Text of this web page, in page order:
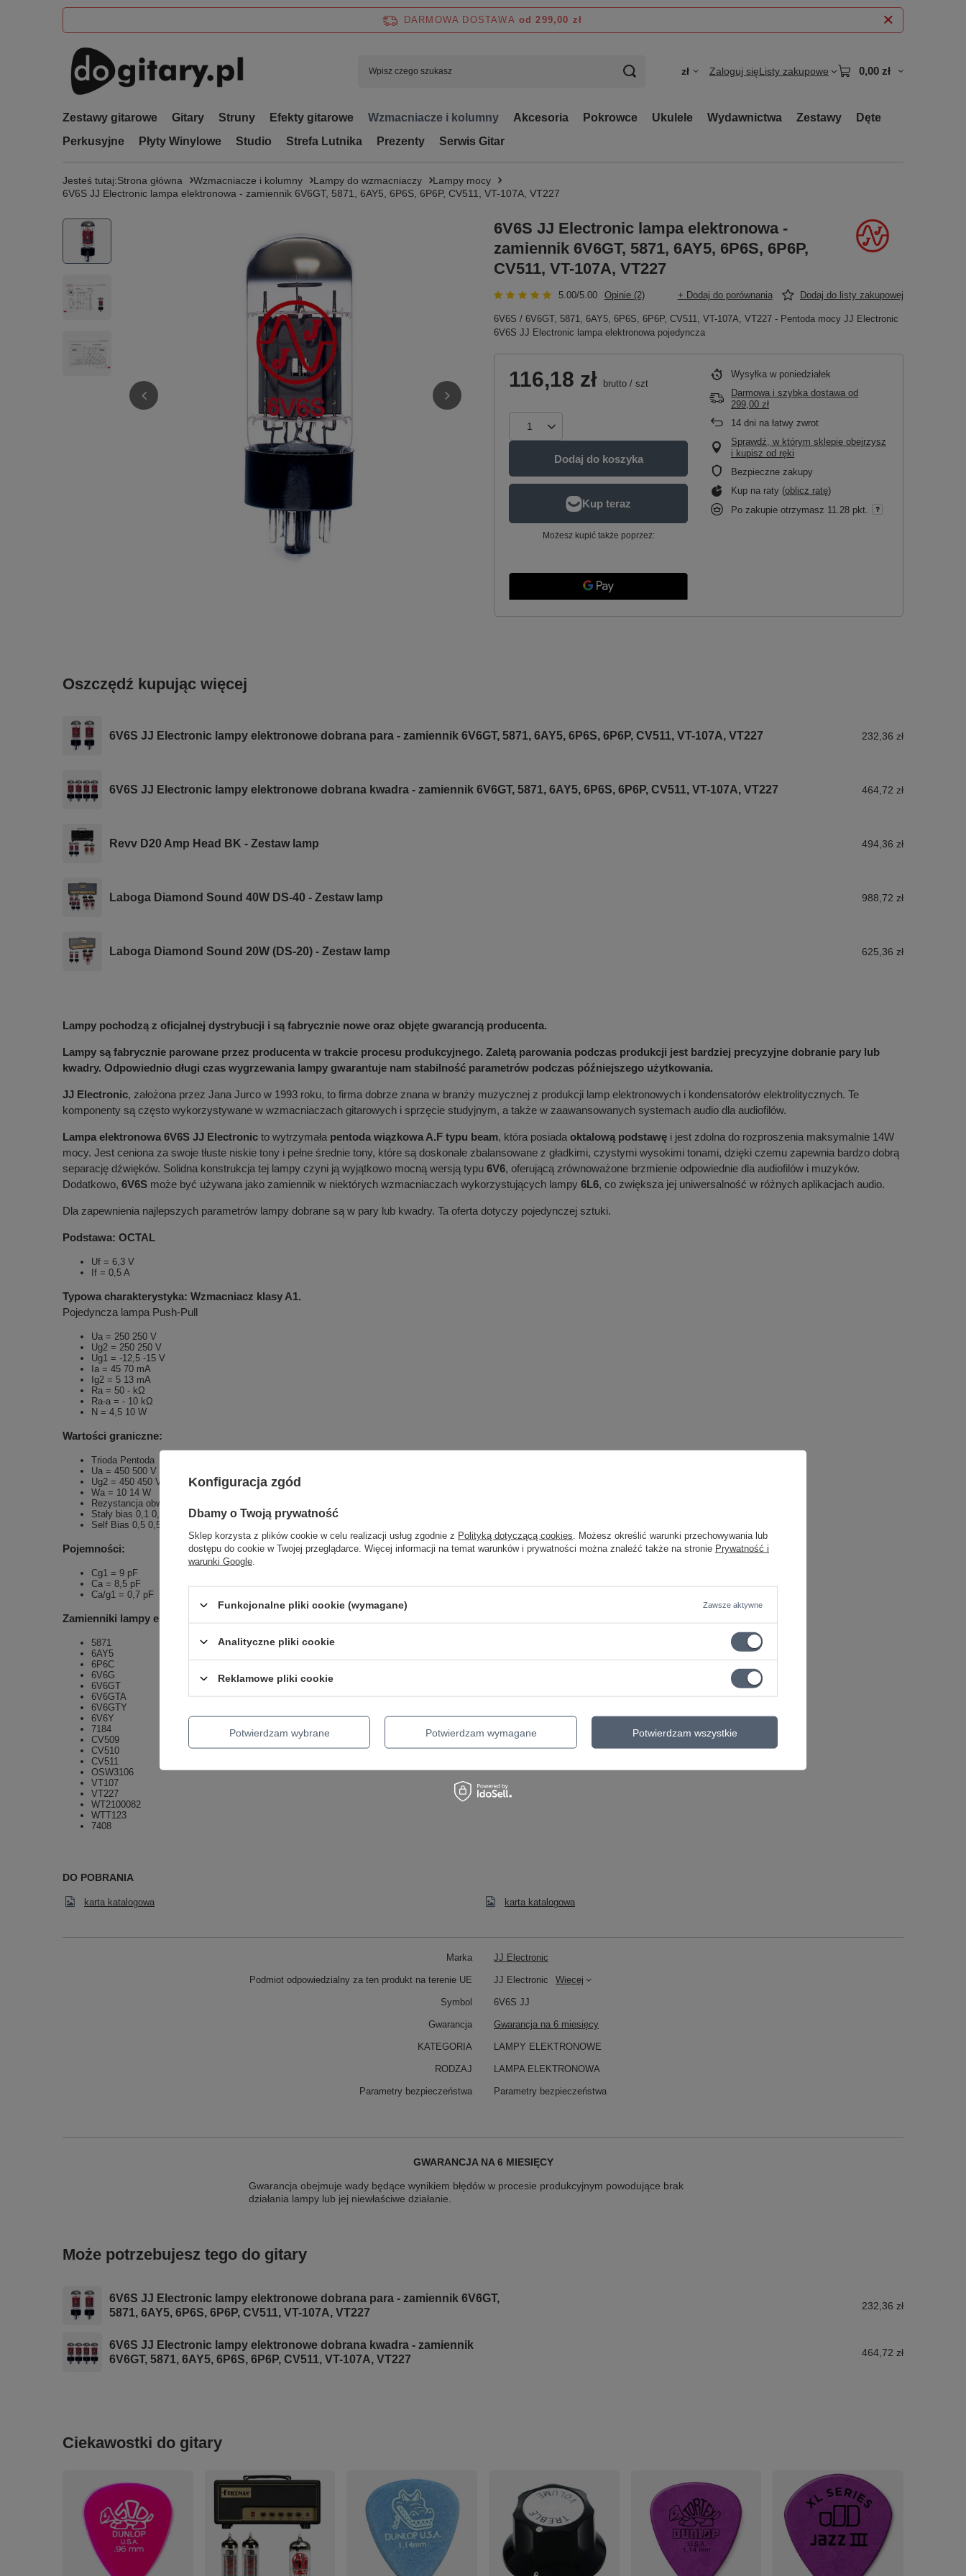
DARMOWA DOSTAWA od 299,00 zł
zł Zaloguj sięListy zakupowe 0,00 zł
Zestawy gitarowe Gitary Struny Efekty gitarowe Wzmacniacze i kolumny Akcesoria Pokrowce Ukulele Wydawnictwa Zestawy
Dęte
Perkusyjne
Płyty Winylowe Studio Strefa Lutnika Prezenty Serwis Gitar
Jesteś tutaj:Strona główna Wzmacniacze i kolumny Lampy do wzmacniaczy
Lampy mocy
6V6S JJ Electronic lampa elektronowa - zamiennik 6V6GT, 5871, 6AY5, 6P6S, 6P6P, CV511, VT-107A, VT227
6V6S JJ Electronic lampa elektronowa -
zamiennik 6V6GT, 5871, 6AY5, 6P6S, 6P6P,
CV511, VT-107A, VT227
5.00/5.00 Opinie (2) + Dodaj do porównania Dodaj do listy zakupowej
6V6S / 6V6GT, 5871, 6AY5, 6P6S, 6P6P, CV511, VT-107A, VT227 - Pentoda mocy JJ Electronic
6V6S JJ Electronic lampa elektronowa pojedyncza
116,18 zł brutto / szt
Dodaj do koszyka
Możesz kupić także poprzez:
Wysyłka w poniedziałek
Darmowa i szybka dostawa od
299,00 zł
14 dni na łatwy zwrot
Sprawdź, w którym sklepie obejrzysz
i kupisz od ręki
Bezpieczne zakupy
Kup na raty (oblicz ratę)
Po zakupie otrzymasz 11.28 pkt.
Oszczędź kupując więcej
6V6S JJ Electronic lampy elektronowe dobrana para - zamiennik 6V6GT, 5871, 6AY5, 6P6S, 6P6P, CV511, VT-107A, VT227 232,36 zł
6V6S JJ Electronic lampy elektronowe dobrana kwadra - zamiennik 6V6GT, 5871, 6AY5, 6P6S, 6P6P, CV511, VT-107A, VT227 464,72 zł
Revv D20 Amp Head BK - Zestaw lamp 494,36 zł
Laboga Diamond Sound 40W DS-40 - Zestaw lamp 988,72 zł
Laboga Diamond Sound 20W (DS-20) - Zestaw lamp 625,36 zł
Lampy pochodzą z oficjalnej dystrybucji i są fabrycznie nowe oraz objęte gwarancją producenta.
Lampy są fabrycznie parowane przez producenta w trakcie procesu produkcyjnego. Zaletą parowania podczas produkcji jest bardziej precyzyjne dobranie pary lub
kwadry. Odpowiednio długi czas wygrzewania lampy gwarantuje nam stabilność parametrów podczas późniejszego użytkowania.
JJ Electronic, założona przez Jana Jurco w 1993 roku, to firma dobrze znana w branży muzycznej z produkcji lamp elektronowych i kondensatorów elektrolitycznych. Te
komponenty są często wykorzystywane w wzmacniaczach gitarowych i sprzęcie studyjnym, a także w zaawansowanych systemach audio dla audiofilów.
Lampa elektronowa 6V6S JJ Electronic to wytrzymała pentoda wiązkowa A.F typu beam, która posiada oktalową podstawę i jest zdolna do rozproszenia maksymalnie 14W
mocy. Jest ceniona za swoje tłuste niskie tony i pełne średnie tony, które są doskonale zbalansowane z gładkimi, czystymi wysokimi tonami, dzięki czemu zapewnia bardzo dobrą
separację dźwięków. Solidna konstrukcja tej lampy czyni ją wyjątkowo mocną wersją typu 6V6, oferującą zrównoważone brzmienie odpowiednie dla audiofilów i muzyków.
Dodatkowo, 6V6S może być używana jako zamiennik w niektórych wzmacniaczach wykorzystujących lampy 6L6, co zwiększa jej uniwersalność w różnych aplikacjach audio.
Dla zapewnienia najlepszych parametrów lampy dobrane są w pary lub kwadry. Ta oferta dotyczy pojedynczej sztuki.
Podstawa: OCTAL
Uf = 6,3 V
If = 0,5 A
Typowa charakterystyka: Wzmacniacz klasy A1.
Pojedyncza lampa Push-Pull
Ua = 250 250 V
Ug2 = 250 250 V
Ug1 = -12,5 -15 V
Ia = 45 70 mA
Ig2 = 5 13 mA
Ra = 50 - kΩ
Ra-a = - 10 kΩ
N = 4,5 10 W
Wartości graniczne:
Trioda Pentoda
Ua = 450 500 V
Ug2 = 450 450 V
Wa = 10 14 W
Rezystancja obwodu siatki nr 1
Stały bias 0,1 0,1 MΩ
Self Bias 0,5 0,5 MΩ
Pojemności:
Cg1 = 9 pF
Ca = 8,5 pF
Ca/g1 = 0,7 pF
Zamienniki lampy elektronowej 6V6S:
5871
6AY5
6P6C
6V6G
6V6GT
6V6GTA
6V6GTY
6V6Y
7184
CV509
CV510
CV511
OSW3106
VT107
VT227
WT2100082
WTT123
7408
DO POBRANIA
karta katalogowa karta katalogowa
Marka JJ Electronic
Podmiot odpowiedzialny za ten produkt na terenie UE JJ Electronic Więcej
Symbol 6V6S JJ
Gwarancja Gwarancja na 6 miesięcy
KATEGORIA LAMPY ELEKTRONOWE
RODZAJ LAMPA ELEKTRONOWA
Parametry bezpieczeństwa Parametry bezpieczeństwa
GWARANCJA NA 6 MIESIĘCY
Gwarancja obejmuje wady będące wynikiem błędów w procesie produkcyjnym powodujące brak
działania lampy lub jej niewłaściwe działanie.
Może potrzebujesz tego do gitary
6V6S JJ Electronic lampy elektronowe dobrana para - zamiennik 6V6GT,
5871, 6AY5, 6P6S, 6P6P, CV511, VT-107A, VT227
232,36 zł
6V6S JJ Electronic lampy elektronowe dobrana kwadra - zamiennik
6V6GT, 5871, 6AY5, 6P6S, 6P6P, CV511, VT-107A, VT227
464,72 zł
Ciekawostki do gitary
Konfiguracja zgód
Dbamy o Twoją prywatność
Sklep korzysta z plików cookie w celu realizacji usług zgodnie z Polityką dotyczącą cookies . Możesz określić warunki przechowywania lub
dostępu do cookie w Twojej przeglądarce. Więcej informacji na temat warunków i prywatności można znaleźć także na stronie Prywatność i
warunki Google
Funkcjonalne pliki cookie (wymagane) Zawsze aktywne
Analityczne pliki cookie
Reklamowe pliki cookie
Potwierdzam wybrane Potwierdzam wymagane Potwierdzam wszystkie